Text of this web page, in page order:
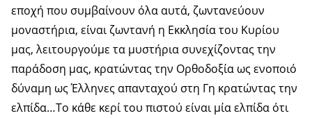
εποχή που συμβαίνουν όλα αυτά, ζωντανεύουν
μοναστήρια, είναι ζωντανή η Εκκλησία του Κυρίου
μας, λειτουργούμε τα μυστήρια συνεχίζοντας την
παράδοση μας, κρατώντας την Ορθοδοξία ως ενοποιό
δύναμη ως Έλληνες απανταχού στη Γη κρατώντας την
ελπίδα…Το κάθε κερί του πιστού είναι μία ελπίδα ότι